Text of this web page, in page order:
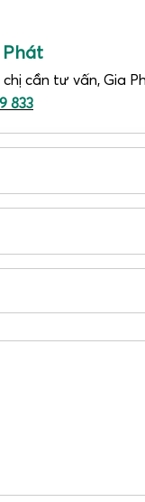
cần tư vấn, Gia
833